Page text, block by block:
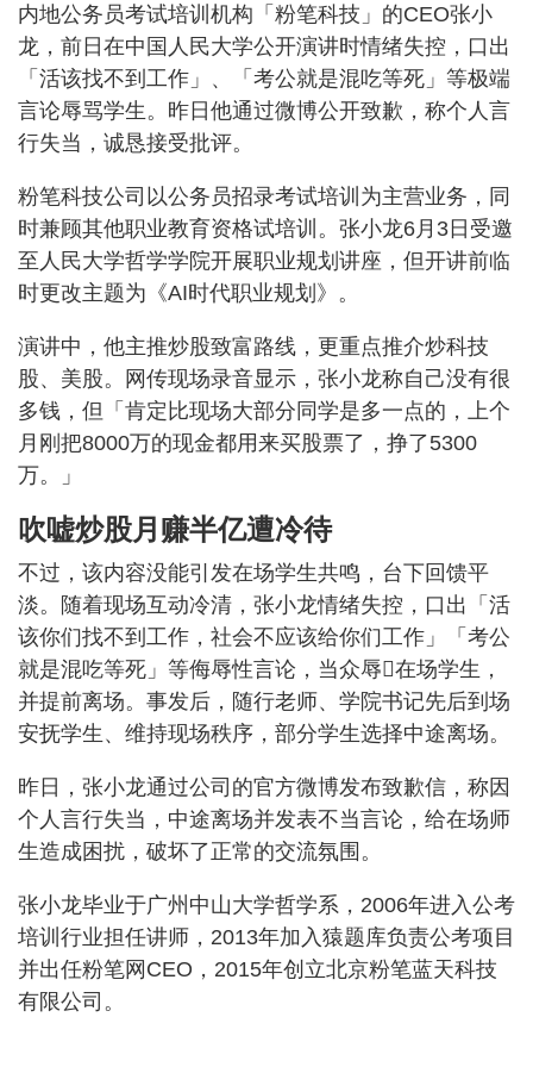
内地公务员考试培训机构「粉笔科技」的CEO张小
龙，前日在中国人民大学公开演讲时情绪失控，口出
「活该找不到工作」、「考公就是混吃等死」等极端
言论辱骂学生。昨日他通过微博公开致歉，称个人言
行失当，诚恳接受批评。
粉笔科技公司以公务员招录考试培训为主营业务，同
时兼顾其他职业教育资格试培训。张小龙6月3日受邀
至人民大学哲学学院开展职业规划讲座，但开讲前临
时更改主题为《AI时代职业规划》。
演讲中，他主推炒股致富路线，更重点推介炒科技
股、美股。网传现场录音显示，张小龙称自己没有很
多钱，但「肯定比现场大部分同学是多一点的，上个
月刚把8000万的现金都用来买股票了，挣了5300
万。」
吹嘘炒股月赚半亿遭冷待
不过，该内容没能引发在场学生共鸣，台下回馈平
淡。随着现场互动冷清，张小龙情绪失控，口出「活
该你们找不到工作，社会不应该给你们工作」「考公
就是混吃等死」等侮辱性言论，当众辱在场学生，
并提前离场。事发后，随行老师、学院书记先后到场
安抚学生、维持现场秩序，部分学生选择中途离场。
昨日，张小龙通过公司的官方微博发布致歉信，称因
个人言行失当，中途离场并发表不当言论，给在场师
生造成困扰，破坏了正常的交流氛围。
张小龙毕业于广州中山大学哲学系，2006年进入公考
培训行业担任讲师，2013年加入猿题库负责公考项目
并出任粉笔网CEO，2015年创立北京粉笔蓝天科技
有限公司。